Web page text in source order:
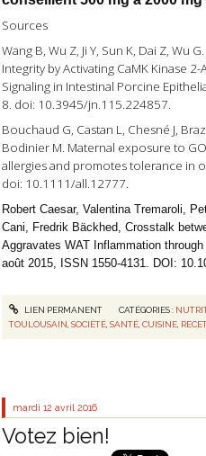
Sources
Wang B, Wu Z, Ji Y, Sun K, Dai Z, Wu
Integrity by Activating CaMK Kinase
Signaling in Intestinal Porcine
8. doi: 10.3945/jn.115.224857.
Bouchaud G, Castan L, Chesné J,
Bodinier M. Maternal exposure to
allergies and promotes tolerance in
doi: 10.1111/all.12777.
Robert Caesar, Valentina Tremaroli,
Cani, Fredrik Bäckhed, Crosstalk
Aggravates WAT Inflammation
août 2015, ISSN 1550-4131. DOI:
LIEN PERMANENT CATÉGORIES :
TOULOUSAIN ,SOCIÉTÉ ,SANTÉ ,CUISINE
mardi 12 avril 2016
Votez bien!